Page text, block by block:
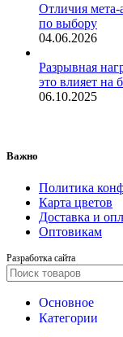
Отличия
по выбору
04.06.2026
Разрывная
это влияет на
06.10.2025
Важно
Политика
Карта цветов
Доставка и
Оптовикам
Разработка сайта
Основное
Категории